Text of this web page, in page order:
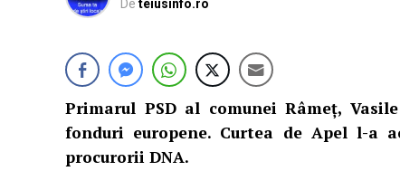
De teiusinfo.ro
Primarul PSD al comunei Râmeţ,
fonduri europene. Curtea de Apel l-a
procurorii DNA.